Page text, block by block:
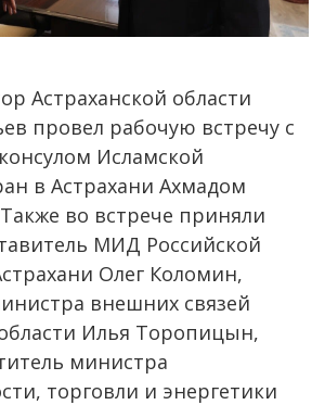
Астраханской области
провел рабочую встречу с
Исламской
в Астрахани Ахмадом
во встрече приняли
МИД Российской
Олег Коломин,
внешних связей
Илья Торопицын,
министра
торговли и энергетики